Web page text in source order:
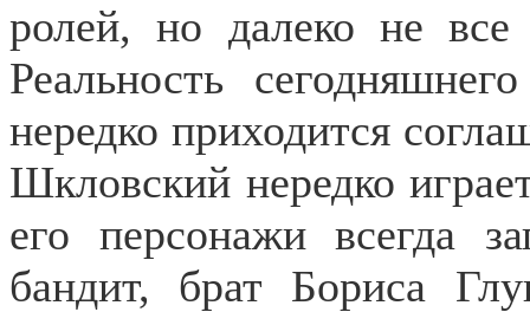
ролей, но далеко не
Реальность
нередко приходится
Шкловский нередко
его персонажи всегда
бандит, брат Бориса